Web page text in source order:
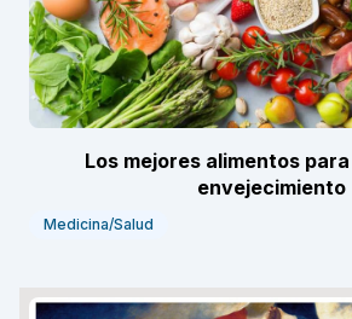
Los mejores alimentos
envejecimiento
Medicina/Salud